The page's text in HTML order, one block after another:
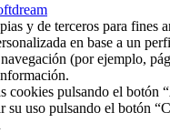
y de terceros para fines
en base a un
(por ejemplo,
cookies pulsando el botón
su uso pulsando el botón